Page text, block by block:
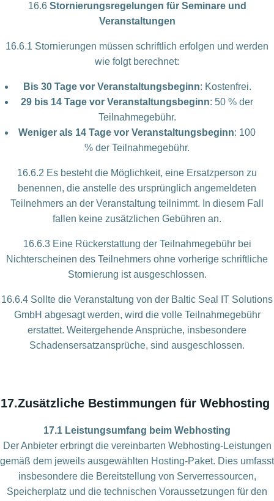
16.6 Stornierungsregelungen für Seminare und
Veranstaltungen
16.6.1 Stornierungen müssen schriftlich erfolgen und werden
wie folgt berechnet:
Bis 30 Tage vor Veranstaltungsbeginn: Kostenfrei.
29 bis 14 Tage vor Veranstaltungsbeginn: 50 % der
Teilnahmegebühr.
Weniger als 14 Tage vor Veranstaltungsbeginn: 100
% der Teilnahmegebühr.
16.6.2 Es besteht die Möglichkeit, eine Ersatzperson zu
benennen, die anstelle des ursprünglich angemeldeten
Teilnehmers an der Veranstaltung teilnimmt. In diesem Fall
fallen keine zusätzlichen Gebühren an.
16.6.3 Eine Rückerstattung der Teilnahmegebühr bei
Nichterscheinen des Teilnehmers ohne vorherige schriftliche
Stornierung ist ausgeschlossen.
16.6.4 Sollte die Veranstaltung von der Baltic Seal IT Solutions
GmbH abgesagt werden, wird die volle Teilnahmegebühr
erstattet. Weitergehende Ansprüche, insbesondere
Schadensersatzansprüche, sind ausgeschlossen.
17.Zusätzliche Bestimmungen für Webhosting
17.1 Leistungsumfang beim Webhosting
Der Anbieter erbringt die vereinbarten Webhosting-Leistungen
gemäß dem jeweils ausgewählten Hosting-Paket. Dies umfasst
insbesondere die Bereitstellung von Serverressourcen,
Speicherplatz und die technischen Voraussetzungen für den